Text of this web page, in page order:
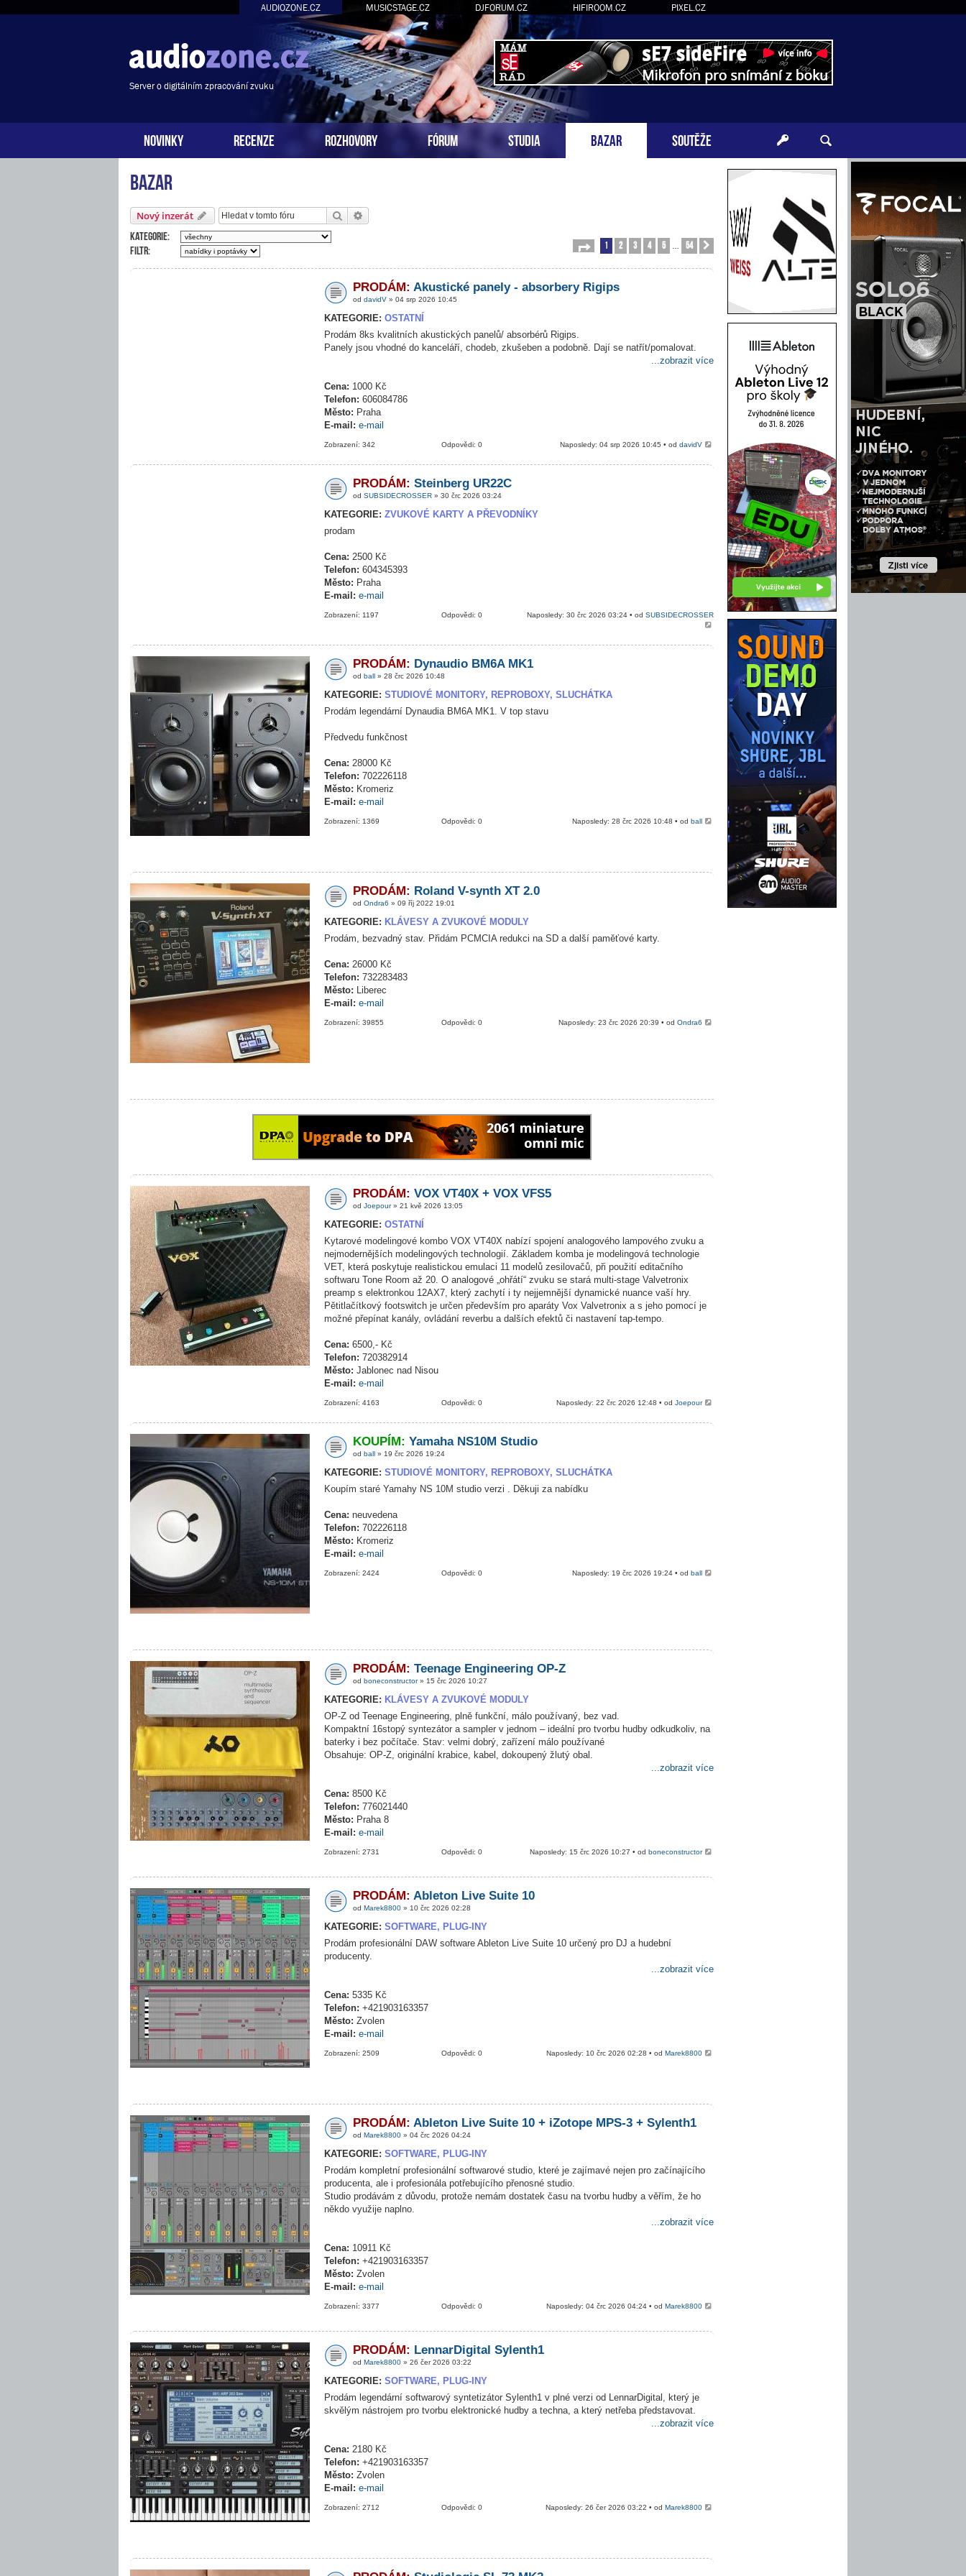
AUDIOZONE.CZ MUSICSTAGE.CZ DJFORUM.CZ HIFIROOM.CZ PIXEL.CZ
Server o digitálním zpracování zvuku
NOVINKY RECENZE ROZHOVORY FÓRUM STUDIA BAZAR SOUTĚŽE
Bazar
Nový inzerát Hledat
Kategorie:
Filtr:
Stránka 1z 54
1 2 3 4 5 54
PRODÁM: Akustické panely - absorbery Rigips
od davidV » 04 srp 2026 10:45
KATEGORIE: OSTATNÍ
Prodám 8ks kvalitních akustických panelů/ absorbérů Rigips.
Panely jsou vhodné do kanceláří, chodeb, zkušeben a podobně. Dají se natřít/pomalovat.
...zobrazit více
Cena: 1000 Kč
Telefon: 606084786
Město: Praha
E-mail: e-mail
Naposledy: 04 srp 2026 10:45 • oddavidV
Odpovědi: 0
Zobrazení: 342
PRODÁM: Steinberg UR22C
od SUBSIDECROSSER » 30 črc 2026 03:24
KATEGORIE: ZVUKOVÉ KARTY A PŘEVODNÍKY
prodam
Cena: 2500 Kč
Telefon: 604345393
Město: Praha
E-mail: e-mail
Naposledy: 30 črc 2026 03:24 • od SUBSIDECROSSER
Odpovědi: 0
Zobrazení: 1197
PRODÁM: Dynaudio BM6A MK1
od ball » 28 črc 2026 10:48
KATEGORIE: STUDIOVÉ MONITORY, REPROBOXY, SLUCHÁTKA
Prodám legendární Dynaudia BM6A MK1. V top stavu
Předvedu funkčnost
Cena: 28000 Kč
Telefon: 702226118
Město: Kromeriz
E-mail: e-mail
Naposledy: 28 črc 2026 10:48 • odball
Odpovědi: 0
Zobrazení: 1369
PRODÁM: Roland V-synth XT 2.0
od Ondra6 » 09 říj 2022 19:01
KATEGORIE: KLÁVESY A ZVUKOVÉ MODULY
Prodám, bezvadný stav. Přidám PCMCIA redukci na SD a další paměťové karty.
Cena: 26000 Kč
Telefon: 732283483
Město: Liberec
E-mail: e-mail
Naposledy: 23 črc 2026 20:39 • odOndra6
Odpovědi: 0
Zobrazení: 39855
PRODÁM: VOX VT40X + VOX VFS5
od Joepour» 21 kvě 2026 13:05
KATEGORIE: OSTATNÍ
Kytarové modelingové kombo VOX VT40X nabízí spojení analogového lampového zvuku a
nejmodernějších modelingových technologií. Základem komba je modelingová technologie
VET, která poskytuje realistickou emulaci 11 modelů zesilovačů, při použití editačního
softwaru Tone Room až 20. O analogové „ohřátí“ zvuku se stará multi-stage Valvetronix
preamp s elektronkou 12AX7, který zachytí i ty nejjemnější dynamické nuance vaší hry.
Pětitlačítkový footswitch je určen především pro aparáty Vox Valvetronix a s jeho pomocí je
možné přepínat kanály, ovládání reverbu a dalších efektů či nastavení tap-tempo.
Cena: 6500,- Kč
Telefon: 720382914
Město: Jablonec nad Nisou
E-mail: e-mail
Naposledy: 22 črc 2026 12:48 • odJoepour
Odpovědi: 0
Zobrazení: 4163
KOUPÍM: Yamaha NS10M Studio
od ball » 19 črc 2026 19:24
KATEGORIE: STUDIOVÉ MONITORY, REPROBOXY, SLUCHÁTKA
Koupím staré Yamahy NS 10M studio verzi . Děkuji za nabídku
Cena: neuvedena
Telefon: 702226118
Město: Kromeriz
E-mail: e-mail
Naposledy: 19 črc 2026 19:24 • odball
Odpovědi: 0
Zobrazení: 2424
PRODÁM: Teenage Engineering OP-Z
od boneconstructor» 15 črc 2026 10:27
KATEGORIE: KLÁVESY A ZVUKOVÉ MODULY
OP-Z od Teenage Engineering, plně funkční, málo používaný, bez vad.
Kompaktní 16stopý syntezátor a sampler v jednom – ideální pro tvorbu hudby odkudkoliv, na
baterky i bez počítače. Stav: velmi dobrý, zařízení málo používané
Obsahuje: OP-Z, originální krabice, kabel, dokoupený žlutý obal.
...zobrazit více
Cena: 8500 Kč
Telefon: 776021440
Město: Praha 8
E-mail: e-mail
Naposledy: 15 črc 2026 10:27 • odboneconstructor
Odpovědi: 0
Zobrazení: 2731
PRODÁM: Ableton Live Suite 10
od Marek8800 » 10 črc 2026 02:28
KATEGORIE: SOFTWARE, PLUG-INY
Prodám profesionální DAW software Ableton Live Suite 10 určený pro DJ a hudební
producenty.
...zobrazit více
Cena: 5335 Kč
Telefon: +421903163357
Město: Zvolen
E-mail: e-mail
Naposledy: 10 črc 2026 02:28 • odMarek8800
Odpovědi: 0
Zobrazení: 2509
PRODÁM: Ableton Live Suite 10 + iZotope MPS-3 + Sylenth1
od Marek8800 » 04 črc 2026 04:24
KATEGORIE: SOFTWARE, PLUG-INY
Prodám kompletní profesionální softwarové studio, které je zajímavé nejen pro začínajícího
producenta, ale i profesionála potřebujícího přenosné studio.
Studio prodávám z důvodu, protože nemám dostatek času na tvorbu hudby a věřím, že ho
někdo využije naplno.
...zobrazit více
Cena: 10911 Kč
Telefon: +421903163357
Město: Zvolen
E-mail: e-mail
Naposledy: 04 črc 2026 04:24 • odMarek8800
Odpovědi: 0
Zobrazení: 3377
PRODÁM: LennarDigital Sylenth1
od Marek8800 » 26 čer 2026 03:22
KATEGORIE: SOFTWARE, PLUG-INY
Prodám legendární softwarový syntetizátor Sylenth1 v plné verzi od LennarDigital, který je
skvělým nástrojem pro tvorbu elektronické hudby a techna, a který netřeba představovat.
...zobrazit více
Cena: 2180 Kč
Telefon: +421903163357
Město: Zvolen
E-mail: e-mail
Naposledy: 26 čer 2026 03:22 • odMarek8800
Odpovědi: 0
Zobrazení: 2712